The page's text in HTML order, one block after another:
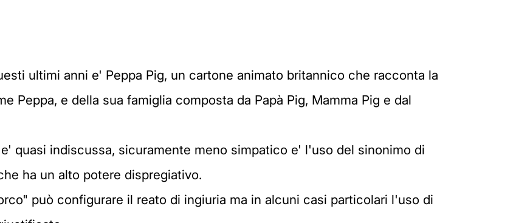
ultimi anni e' Peppa Pig, un cartone animato britannico che racconta la
Peppa, e della sua famiglia composta da Papà Pig, Mamma Pig e dal
quasi indiscussa, sicuramente meno simpatico e' l'uso del sinonimo di
ha un alto potere dispregiativo.
può configurare il reato di ingiuria ma in alcuni casi particolari l'uso di